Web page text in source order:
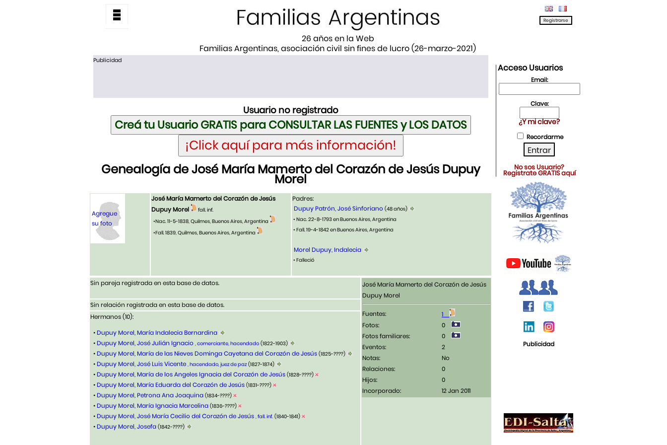
26 años en la Web
Familias Argentinas, asociación civil sin fines de lucro (26-marzo-2021)
Publicidad
Usuario no registrado
Genealogía de José María Mamerto del Corazón de Jesús Dupuy
Morel
Agregue
su foto
José María Mamerto del Corazón de Jesús
Dupuy Morel
fall. inf.
•Nac. 11-5-1838, Quilmes, Buenos Aires, Argentina
•Fall. 1839, Quilmes, Buenos Aires, Argentina
Padres:
Dupuy Patrón, José Sinforiano (48 años)
• Nac. 22-8-1793 en Buenos Aires, Argentina
• Fall. 19-4-1842 en Buenos Aires, Argentina
Morel Dupuy, Indalecia
• Falleció
Sin pareja registrada en esta base de datos.
José María Mamerto del Corazón de Jesús
Dupuy Morel
Fuentes:
1
Fotos:
0
Fotos familiares:
0
Eventos:
2
Notas:
No
Relaciones:
0
Hijos:
0
Incorporado:
12 Jan 2011
Sin relación registrada en esta base de datos.
Hermanos (10):
•Dupuy Morel, María Indalecia Bernardina
•Dupuy Morel, José Julián Ignacio , comerciante, hacendado (1822-1903)
•Dupuy Morel, María de las Nieves Dominga Cayetana del Corazón de Jesús (1825-????)
•Dupuy Morel, José Luis Vicente , hacendado, juez de paz (1827-1874)
•Dupuy Morel, María de los Angeles Ignacia del Corazón de Jesús (1828-????)
•Dupuy Morel, María Eduarda del Corazón de Jesús (1831-????)
•Dupuy Morel, Petrona Ana Joaquina (1834-????)
•Dupuy Morel, María Ignacia Marcelina (1836-????)
•Dupuy Morel, José María Cecilio del Corazón de Jesús , fall. inf. (1840-1841)
•Dupuy Morel, Josefa (1842-????)
Acceso Usuarios
Email:
Clave:
¿Y mi clave?
Recordarme
No sos Usuario?
Registrate GRATIS aquí
Publicidad